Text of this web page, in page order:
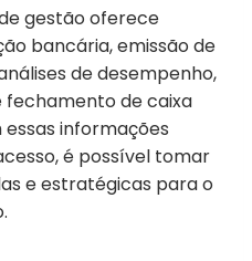
gestão oferece
bancária, emissão de
de desempenho,
de caixa
essas informações
é possível tomar
e estratégicas para o